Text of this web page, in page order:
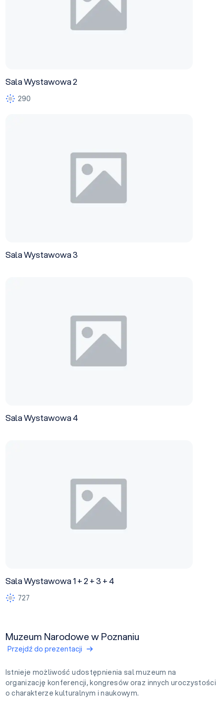
Sala Wystawowa 2
290
Sala Wystawowa 3
Sala Wystawowa 4
Sala Wystawowa 1 + 2 + 3 + 4
727
Muzeum Narodowe w Poznaniu
Przejdź do prezentacji
Istnieje możliwość udostępnienia sal muzeum na
organizację konferencji, kongresów oraz innych uroczystości
o charakterze kulturalnym i naukowym.